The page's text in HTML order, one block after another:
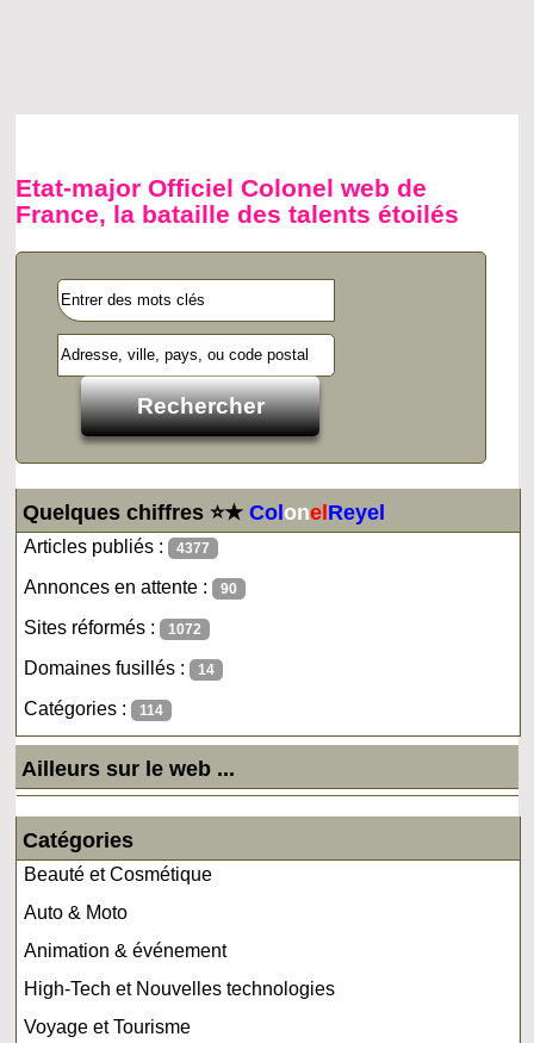
Etat-major Officiel Colonel web de
France, la bataille des talents étoilés
Quelques chiffres ⭐★ColonelReyel
Articles publiés : 4377
Annonces en attente : 90
Sites réformés : 1072
Domaines fusillés : 14
Catégories : 114
Ailleurs sur le web ...
Catégories
Beauté et Cosmétique
Auto & Moto
Animation & événement
High-Tech et Nouvelles technologies
Voyage et Tourisme